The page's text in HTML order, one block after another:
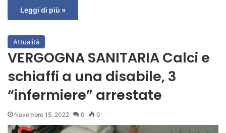
Leggi di più »
Attualità
VERGOGNA SANITARIA Calci e
schiaffi a una disabile, 3
“infermiere” arrestate
Novembre 15, 2022 0 0